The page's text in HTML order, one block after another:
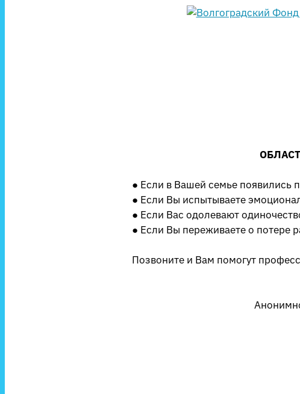
● Если в Вашей семье появились
● Если Вы испытываете
● Если Вас одолевают
● Если Вы переживаете о потере
Позвоните и Вам помогут